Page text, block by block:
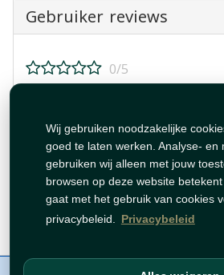
Wij gebruiken noodzakelijke
goed te laten werken. Analyse- en
gebruiken wij alleen met jouw
browsen op deze website
gaat met het gebruik van cookies
privacybeleid. Privacybeleid
Gebruiker reviews
0/5
Beoordeling plaatsen
Over ons